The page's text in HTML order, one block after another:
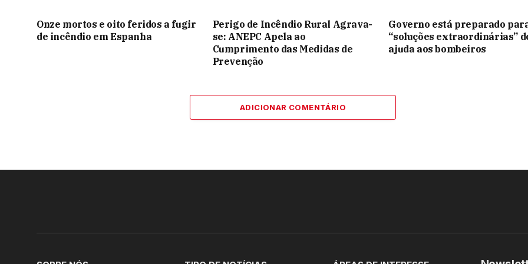
Onze mortos e oito feridos a fugir
de incêndio em Espanha
Perigo de Incêndio Rural Agrava-
se: ANEPC Apela ao
Cumprimento das Medidas de
Prevenção
Governo está preparado
“soluções extraordinárias”
ajuda aos bombeiros
ADICIONAR COMENTÁRIO